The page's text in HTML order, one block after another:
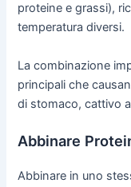
proteine e grassi),
temperatura diversi.
La combinazione
principali che
di stomaco, cattivo
Abbinare
Abbinare in uno